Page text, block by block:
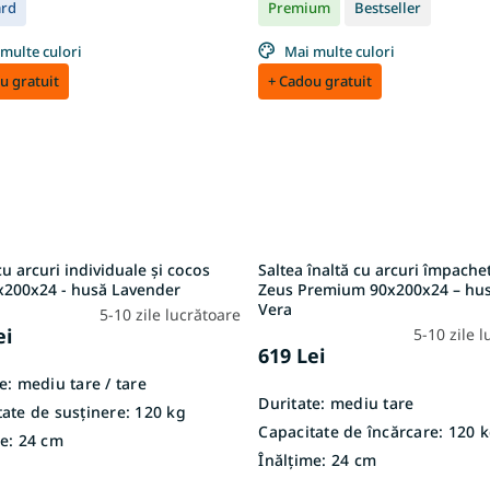
culori
gratuit
arcuri individuale și cocos
- husă Lavender
5-10 zile lucrătoare
mediu tare / tare
de susținere: 120 kg
24 cm
Premium Bestseller
Mai multe culori
+ Cadou gratuit
Saltea înaltă cu arcuri
Zeus Premium 90x200x24 –
Vera
5-10 zile
619 Lei
Duritate: mediu tare
Capacitate de încărcare: 120
Înălțime: 24 cm